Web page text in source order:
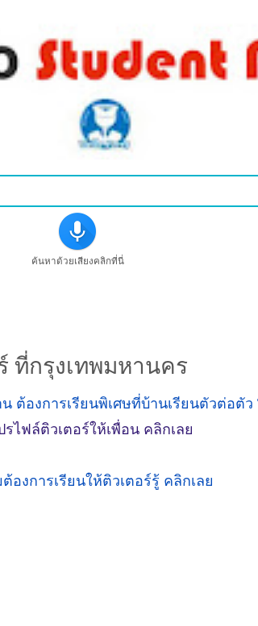
ค้นหาด้วยเสียงคลิกที่นี่
ที่กรุงเทพมหานคร
รไฟล์ติวเตอร์ให้เพื่อน คลิกเลย
องการเรียนให้ติวเตอร์รู้ คลิกเลย